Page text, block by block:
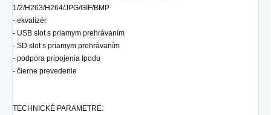
1/2/H263/H264/JPG/GIF/BMP
- ekvalizér
- USB slot s priamym prehrávaním
- SD slot s priamym prehrávaním
- podpora pripojenia Ipodu
- čierne prevedenie
TECHNICKÉ PARAMETRE: